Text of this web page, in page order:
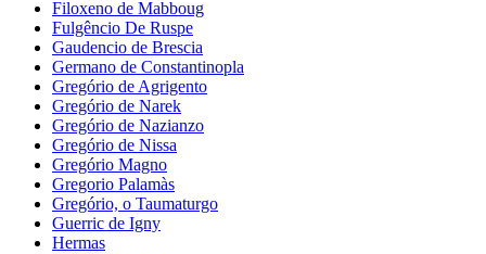
Filoxeno de Mabboug
Fulgêncio De Ruspe
Gaudencio de Brescia
Germano de Constantinopla
Gregório de Agrigento
Gregório de Narek
Gregório de Nazianzo
Gregório de Nissa
Gregório Magno
Gregorio Palamàs
Gregório, o Taumaturgo
Guerric de Igny
Hermas